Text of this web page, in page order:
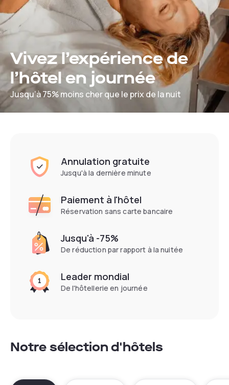
Vivez l’expérience de
l’hôtel en journée
Jusqu’à 75% moins cher que le prix de la nuit
Annulation gratuite
Jusqu'à la dernière minute
Paiement à l'hôtel
Réservation sans carte bancaire
Jusqu'à -75%
De réduction par rapport à la nuitée
Leader mondial
De l'hôtellerie en journée
Notre sélection d'hôtels